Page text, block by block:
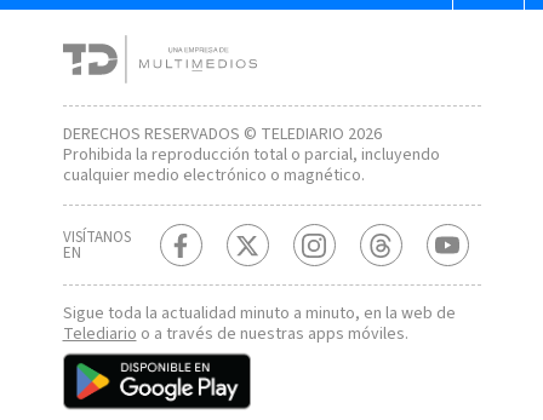
DERECHOS RESERVADOS © TELEDIARIO 2026
Prohibida la reproducción total o parcial, incluyendo
cualquier medio electrónico o magnético.
VISÍTANOS
EN
Sigue toda la actualidad minuto a minuto, en la web de
Telediarioo a través de nuestras apps móviles.